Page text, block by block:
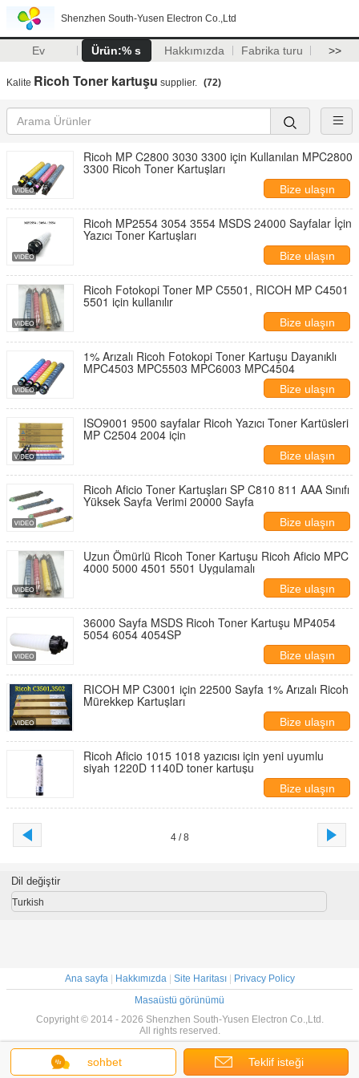
Shenzhen South-Yusen Electron Co.,Ltd
Ev Ürün:% s Hakkımızda Fabrika turu >>
Kalite Ricoh Toner kartuşu supplier. (72)
Ricoh MP C2800 3030 3300 için Kullanılan MPC2800
3300 Ricoh Toner Kartuşları
Bize ulaşın
Ricoh MP2554 3054 3554 MSDS 24000 Sayfalar İçin
Yazıcı Toner Kartuşları
Bize ulaşın
Ricoh Fotokopi Toner MP C5501, RICOH MP C4501
5501 için kullanılır
Bize ulaşın
1% Arızalı Ricoh Fotokopi Toner Kartuşu Dayanıklı
MPC4503 MPC5503 MPC6003 MPC4504
Bize ulaşın
ISO9001 9500 sayfalar Ricoh Yazıcı Toner Kartüsleri
MP C2504 2004 için
Bize ulaşın
Ricoh Aficio Toner Kartuşları SP C810 811 AAA Sınıfı
Yüksek Sayfa Verimi 20000 Sayfa
Bize ulaşın
Uzun Ömürlü Ricoh Toner Kartuşu Ricoh Aficio MPC
4000 5000 4501 5501 Uygulamalı
Bize ulaşın
36000 Sayfa MSDS Ricoh Toner Kartuşu MP4054
5054 6054 4054SP
Bize ulaşın
RICOH MP C3001 için 22500 Sayfa 1% Arızalı Ricoh
Mürekkep Kartuşları
Bize ulaşın
Ricoh Aficio 1015 1018 yazıcısı için yeni uyumlu
siyah 1220D 1140D toner kartuşu
Bize ulaşın
4 / 8
sohbet Teklif isteği
Dil değiştir
Turkish
Ana sayfa| Hakkımızda| Site Haritası|
Privacy Policy
Masaüstü görünümü
Copyright © 2014 - 2026 Shenzhen South-Yusen Electron Co.,Ltd.
All rights reserved.